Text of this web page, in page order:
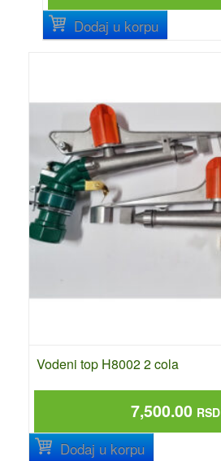
Dodaj u korpu
Vodeni top H8002 2 cola
7,500.00 RSD
Dodaj u korpu